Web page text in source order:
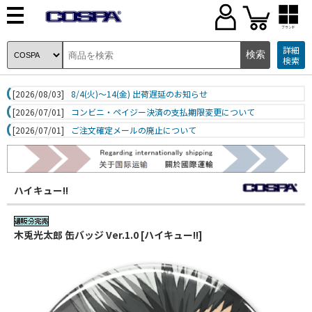
ブランド
詳細
検索
[2026/08/03]
8/4(火)～14(金) 出荷遅延のお知らせ
[2026/07/01]
コンビニ・ペイジー決済の支払期限変更について
[2026/07/01]
ご注文確定メールの廃止について
ハイキュー!!
木兎光太郎 缶バッジ Ver.1.0 [ハイキュー!!]